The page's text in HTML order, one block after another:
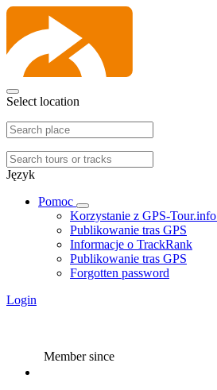
Select location
Język
Pomoc
Korzystanie z GPS-Tour.info
Publikowanie tras GPS
Informacje o TrackRank
Publikowanie tras GPS
Forgotten password
Login
Member since